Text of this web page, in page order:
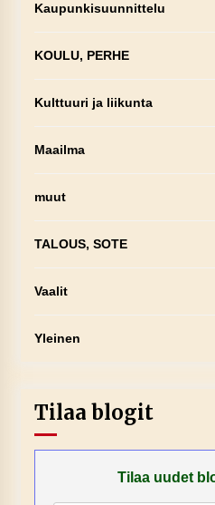
Kaupunkisuunnittelu
KOULU, PERHE
Kulttuuri ja liikunta
Maailma
muut
TALOUS, SOTE
Vaalit
Yleinen
Tilaa blogit
Tilaa uudet